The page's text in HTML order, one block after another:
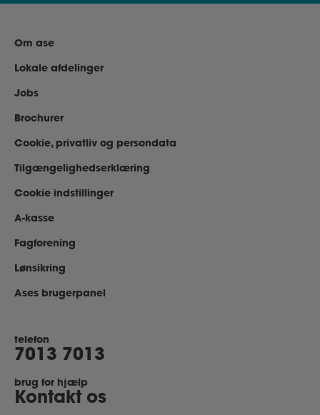
Om ase
Lokale afdelinger
Jobs
Brochurer
Cookie, privatliv og persondata
Tilgængelighedserklæring
Cookie indstillinger
A-kasse
Fagforening
Lønsikring
Ases brugerpanel
telefon
7013 7013
brug for hjælp
Kontakt os